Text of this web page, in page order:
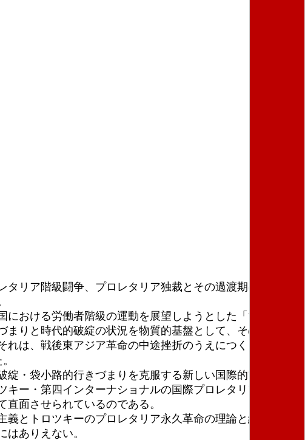
リア階級闘争、プロレタリア独裁とその過渡期について
おける労働者階級の運動を展望しようとした「マルクス
りと時代的破綻の状況を物質的基盤として、その総崩壊
は、戦後東アジア革命の中途挫折のうえにつくられてき
・袋小路的行きづまりを克服する新しい国際的プロレタ
ー・第四インターナショナルの国際プロレタリア永久革
面させられているのである。
とトロツキーのプロレタリア永久革命の理論と綱領のた
ありえない。